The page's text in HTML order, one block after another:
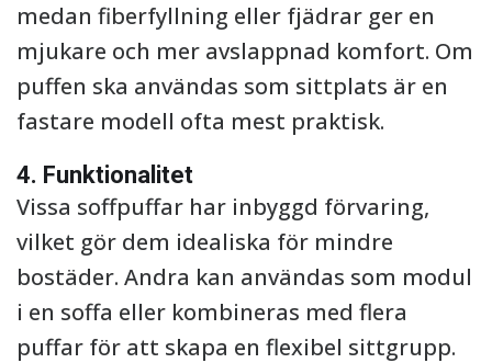
medan fiberfyllning eller fjädrar ger en
mjukare och mer avslappnad komfort. Om
puffen ska användas som sittplats är en
fastare modell ofta mest praktisk.
4. Funktionalitet
Vissa soffpuffar har inbyggd förvaring,
vilket gör dem idealiska för mindre
bostäder. Andra kan användas som modul
i en soffa eller kombineras med flera
puffar för att skapa en flexibel sittgrupp.